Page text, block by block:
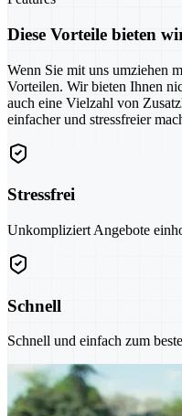
Diese Vorteile bieten
Wenn Sie mit uns umziehen
Vorteilen. Wir bieten Ihnen
auch eine Vielzahl von
einfacher und stressfreier
Stressfrei
Unkompliziert Angebote
Schnell
Schnell und einfach zum